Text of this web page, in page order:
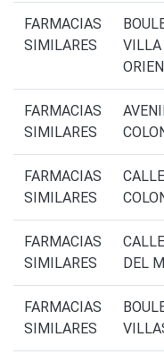
FARMACIAS
SIMILARES
VILLA
FARMACIAS
SIMILARES
FARMACIAS
SIMILARES
FARMACIAS
SIMILARES
DEL
FARMACIAS
SIMILARES